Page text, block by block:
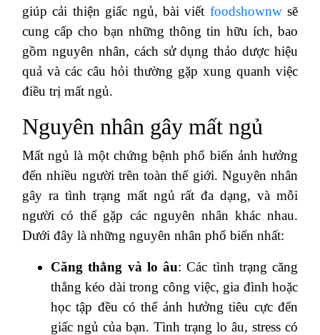
giúp cải thiện giấc ngủ, bài viết foodshownwsẽ
cung cấp cho bạn những thông tin hữu ích, bao
gồm nguyên nhân, cách sử dụng thảo dược hiệu
quả và các câu hỏi thường gặp xung quanh việc
điều trị mất ngủ.
Nguyên nhân gây mất ngủ
Mất ngủ là một chứng bệnh phổ biến ảnh hưởng
đến nhiều người trên toàn thế giới. Nguyên nhân
gây ra tình trạng mất ngủ rất đa dạng, và mỗi
người có thể gặp các nguyên nhân khác nhau.
Dưới đây là những nguyên nhân phổ biến nhất:
Căng thẳng và lo âu: Các tình trạng căng
thẳng kéo dài trong công việc, gia đình hoặc
học tập đều có thể ảnh hưởng tiêu cực đến
giấc ngủ của bạn. Tình trạng lo âu, stress có